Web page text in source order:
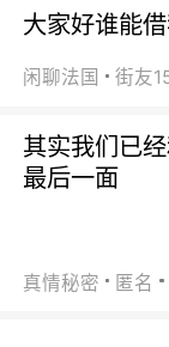
大家好谁能
闲聊法国
其实我们已
最后一面
真情秘密 匿名